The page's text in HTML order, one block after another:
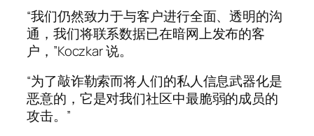
“我们仍然致力于与客户进行全面、透明的沟
通，我们将联系数据已在暗网上发布的客
户，”Koczkar 说。
“为了敲诈勒索而将人们的私人信息武器化是
恶意的，它是对我们社区中最脆弱的成员的
攻击。”